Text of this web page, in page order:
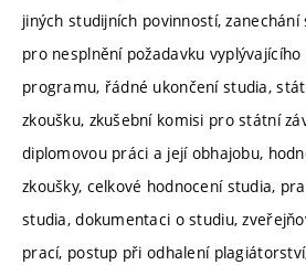
jiných studijních povinností,
pro nesplnění požadavku
programu, řádné ukončení studia,
zkoušku, zkušební komisi pro státní
diplomovou práci a její obhajobu,
zkoušky, celkové hodnocení studia,
studia, dokumentaci o studiu,
prací, postup při odhalení